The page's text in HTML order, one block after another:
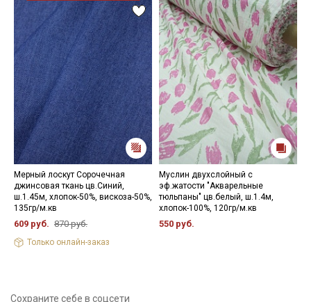
Мерный лоскут Сорочечная
джинсовая ткань цв.Синий,
ш.1.45м, хлопок-50%, вискоза-50%,
135гр/м.кв
609 руб. 870 руб.
Только онлайн-заказ
Муслин двухслойный с
эф.жатости "Акварельные
тюльпаны" цв.белый, ш.1.4м,
хлопок-100%, 120гр/м.кв
550 руб.
Сохраните себе в соцсети